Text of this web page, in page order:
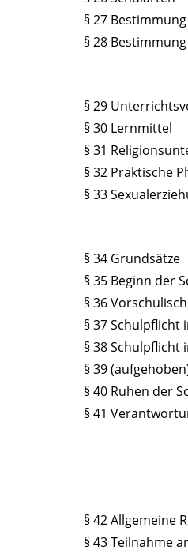
§ 27
§ 28
§ 29
§ 30 Lernmittel
§ 31
§ 32 Praktische
§ 33
§ 34 Grundsätze
§ 35 Beginn der
§ 36
§ 37 Schulpflicht
§ 38 Schulpflicht
§ 39
§ 40 Ruhen der
§ 41
§ 42 Allgemeine
§ 43 Teilnahme